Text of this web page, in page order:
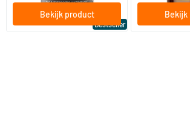
Bestseller
Bekijk product